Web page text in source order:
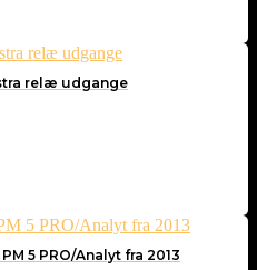
relæ udgange
5 PRO/Analyt fra 2013